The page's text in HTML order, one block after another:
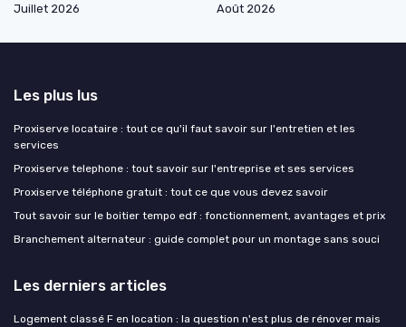
Juillet 2026
Août 2026
Les plus lus
Proxiserve locataire : tout ce qu'il faut savoir sur l'entretien et les
services
Proxiserve telephone : tout savoir sur l'entreprise et ses services
Proxiserve téléphone gratuit : tout ce que vous devez savoir
Tout savoir sur le boitier tempo edf : fonctionnement, avantages et prix
Branchement alternateur : guide complet pour un montage sans souci
Les derniers articles
Logement classé F en location : la question n'est plus de rénover mais